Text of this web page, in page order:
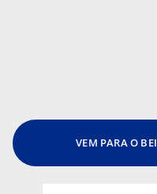
VEM PARA O